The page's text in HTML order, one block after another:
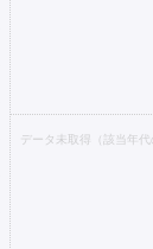
データ未取得（該当年代